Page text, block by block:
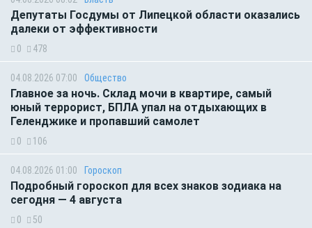
Депутаты Госдумы от Липецкой области оказались
далеки от эффективности
0 478
04.08.2026 07:00 Общество
Главное за ночь. Склад мочи в квартире, самый
юный террорист, БПЛА упал на отдыхающих в
Геленджике и пропавший самолет
0 106
04.08.2026 01:00 Гороскоп
Подробный гороскоп для всех знаков зодиака на
сегодня — 4 августа
0 50